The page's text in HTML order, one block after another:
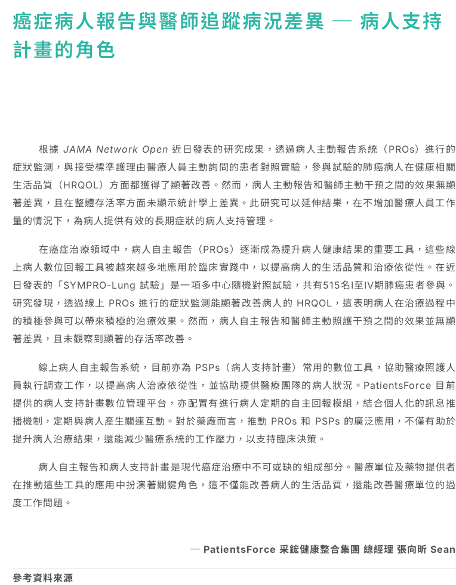
癌症病人報告與醫師追蹤病況差異 ─ 病人支持
計畫的角色
根據 JAMA Network Open 近日發表的研究成果，透過病人主動報告系統（PROs）進行的
症狀監測，與接受標準護理由醫療人員主動詢問的患者對照實驗，參與試驗的肺癌病人在健康相關
生活品質（HRQOL）方面都獲得了顯著改善。然而，病人主動報告和醫師主動干預之間的效果無顯
著差異，且在整體存活率方面未顯示統計學上差異。此研究可以延伸結果，在不增加醫療人員工作
量的情況下，為病人提供有效的長期症狀的病人支持管理。
在癌症治療領域中，病人自主報告（PROs）逐漸成為提升病人健康結果的重要工具，這些線
上病人數位回報工具被越來越多地應用於臨床實踐中，以提高病人的生活品質和治療依從性。在近
日發表的「SYMPRO-Lung 試驗」是一項多中心隨機對照試驗，共有515名I至IV期肺癌患者參與。
研究發現，透過線上 PROs 進行的症狀監測能顯著改善病人的 HRQOL，這表明病人在治療過程中
的積極參與可以帶來積極的治療效果。然而，病人自主報告和醫師主動照護干預之間的效果並無顯
著差異，且未觀察到顯著的存活率改善。
線上病人自主報告系統，目前亦為 PSPs（病人支持計畫）常用的數位工具，協助醫療照護人
員執行調查工作，以提高病人治療依從性，並協助提供醫療團隊的病人狀況。PatientsForce 目前
提供的病人支持計畫數位管理平台，亦配置有進行病人定期的自主回報模組，結合個人化的訊息推
播機制，定期與病人產生關連互動。對於藥廠而言，推動 PROs 和 PSPs 的廣泛應用，不僅有助於
提升病人治療結果，還能減少醫療系統的工作壓力，以支持臨床決策。
病人自主報告和病人支持計畫是現代癌症治療中不可或缺的組成部分。醫療單位及藥物提供者
在推動這些工具的應用中扮演著關鍵角色，這不僅能改善病人的生活品質，還能改善醫療單位的過
度工作問題。
─ PatientsForce 采鋐健康整合集團 總經理 張向昕 Sean
參考資料來源